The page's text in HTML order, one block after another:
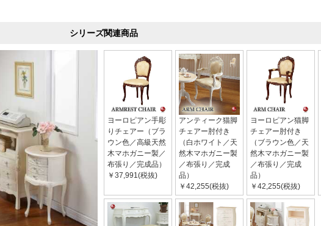
シリーズ関連商品
ヨーロピアン手彫
りチェアー（ブラ
ウン色／高級天然
木マホガニー製／
布張り／完成品）
￥37,991(税抜)
アンティーク猫脚
チェアー肘付き
（白ホワイト／天
然木マホガニー製
／布張り／完成
品）
￥42,255(税抜)
ヨーロピアン猫脚
チェアー肘付き
（ブラウン色／天
然木マホガニー製
／布張り／完成
品）
￥42,255(税抜)